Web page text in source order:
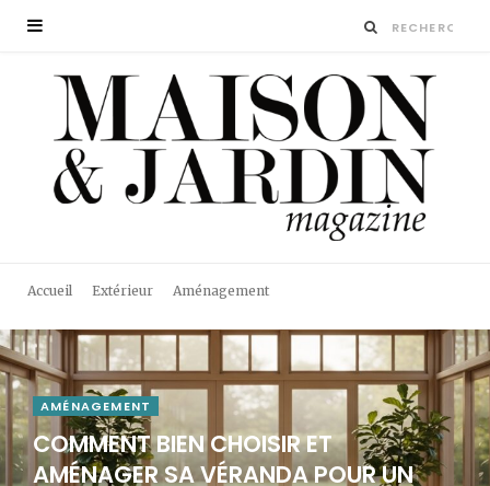
Accueil Extérieur Aménagement
AMÉNAGEMENT
COMMENT BIEN CHOISIR ET
AMÉNAGER SA VÉRANDA POUR UN